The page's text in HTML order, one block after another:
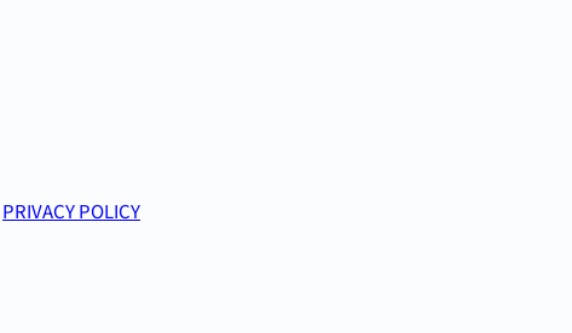
PRIVACY POLICY